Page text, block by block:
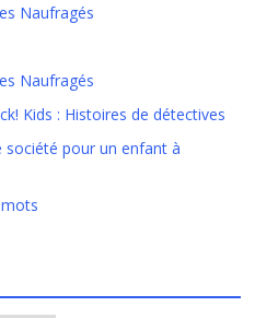
Naufragés
Naufragés
Kids : Histoires de détectives
société pour un enfant à